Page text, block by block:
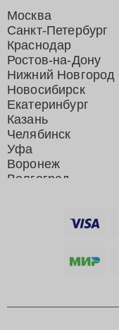
Москва
Санкт-Петербург
Краснодар
Ростов-на-Дону
Нижний Новгород
Новосибирск
Екатеринбург
Казань
Челябинск
Уфа
Воронеж
Волгоград
Хабаровск